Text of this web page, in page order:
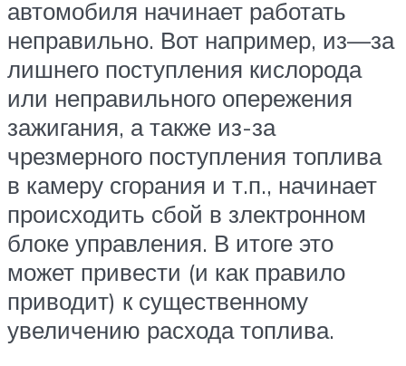
автомобиля начинает работать
неправильно. Вот например, из—за
лишнего поступления кислорода
или неправильного опережения
зажигания, а также из-за
чрезмерного поступления топлива
в камеру сгорания и т.п., начинает
происходить сбой в злектронном
блоке управления. В итоге это
может привести (и как правило
приводит) к существенному
увеличению расхода топлива.